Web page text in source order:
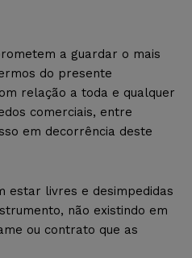
a guardar o mais
do presente
relação a toda e qualquer
comerciais, entre
em decorrência deste
estar livres e desimpedidas
não existindo em
ou contrato que as